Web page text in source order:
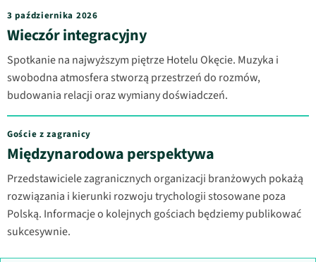
3 października 2026
Wieczór integracyjny
Spotkanie na najwyższym piętrze Hotelu Okęcie. Muzyka i
swobodna atmosfera stworzą przestrzeń do rozmów,
budowania relacji oraz wymiany doświadczeń.
Goście z zagranicy
Międzynarodowa perspektywa
Przedstawiciele zagranicznych organizacji branżowych pokażą
rozwiązania i kierunki rozwoju trychologii stosowane poza
Polską. Informacje o kolejnych gościach będziemy publikować
sukcesywnie.